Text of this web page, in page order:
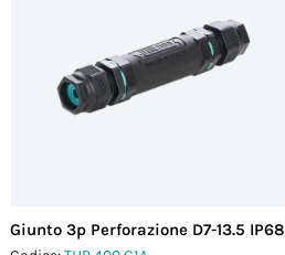
Giunto 3p Perforazione D7-13.5 IP68